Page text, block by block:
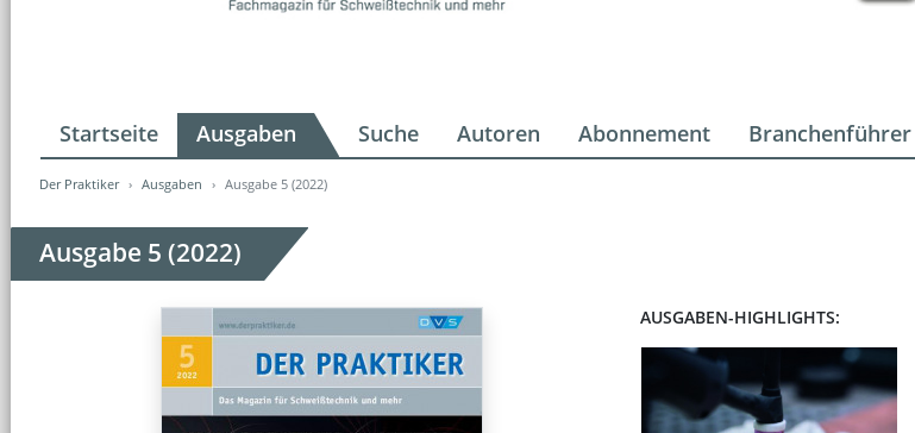
Startseite Ausgaben Suche Autoren Abonnement Branchenführer
Der Praktiker Ausgaben Ausgabe 5 (2022)
Ausgabe 5 (2022)
AUSGABEN-HIGHLIGHTS: